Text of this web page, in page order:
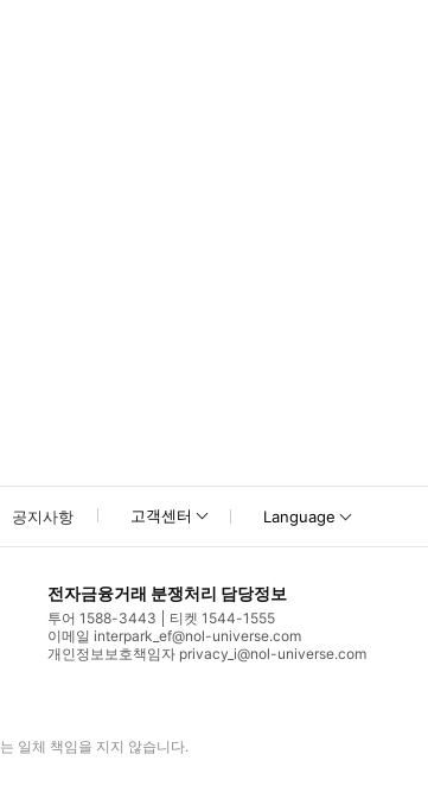
공지사항 고객센터 Language
전자금융거래 분쟁처리 담당정보
투어 1588-3443
티켓 1544-1555
이메일 interpark_ef@nol-universe.com
개인정보보호책임자 privacy_i@nol-universe.com
는 일체 책임을 지지 않습니다.